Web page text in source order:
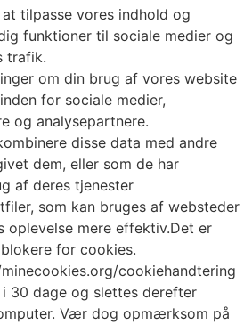
tilpasse vores indhold og
funktioner til sociale medier og
trafik.
om din brug af vores website
for sociale medier,
og analysepartnere.
disse data med andre
dem, eller som de har
af deres tjenester
som kan bruges af websteder
oplevelse mere effektiv.Det er
for cookies.
cookiehandtering
30 dage og slettes derefter
Vær dog opmærksom på